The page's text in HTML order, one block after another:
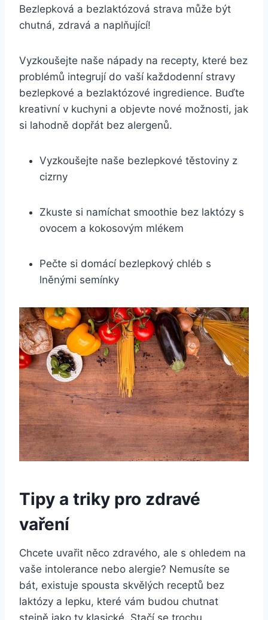
Bezlepková a bezlaktózová strava může být
chutná, zdravá a naplňující!
Vyzkoušejte naše nápady na recepty, které bez
problémů integrují do vaší každodenní stravy
bezlepkové a bezlaktózové ingredience. Buďte
kreativní v kuchyni a objevte nové možnosti, jak
si lahodně dopřát bez alergenů.
Vyzkoušejte naše bezlepkové těstoviny z
cizrny
Zkuste si namíchat smoothie bez laktózy s
ovocem a kokosovým mlékem
Pečte si domácí bezlepkový chléb s
lněnými semínky
Tipy a triky pro zdravé
vaření
Chcete uvařit něco zdravého, ale s ohledem na
vaše intolerance nebo alergie? Nemusíte se
bát, existuje spousta skvělých receptů bez
laktózy a lepku, které vám budou chutnat
stejně jako ty klasické. Stačí se trochu